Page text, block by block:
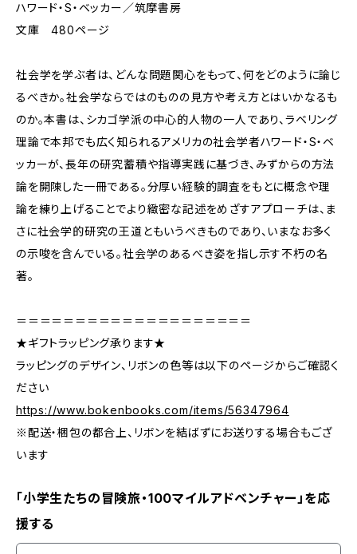
ハワード・S・ベッカー／筑摩書房
文庫 480ページ
社会学を学ぶ者は、どんな問題関心をもって、何をどのように論じ
るべきか。社会学ならではのものの見方や考え方とはいかなるも
のか。本書は、シカゴ学派の中心的人物の一人であり、ラベリング
理論で本邦でも広く知られるアメリカの社会学者ハワード・S・ベ
ッカーが、長年の研究蓄積や指導実践に基づき、みずからの方法
論を開陳した一冊である。分厚い経験的調査をもとに概念や理
論を練り上げることでより緻密な記述をめざすアプローチは、ま
さに社会学的研究の王道ともいうべきものであり、いまなお多く
の示唆を含んでいる。社会学のあるべき姿を指し示す不朽の名
著。
＝＝＝＝＝＝＝＝＝＝＝＝＝＝＝＝＝＝＝＝
★ギフトラッピング承ります★
ラッピングのデザイン、リボンの色等は以下のページからご確認く
ださい
https://www.bokenbooks.com/items/56347964
※配送・梱包の都合上、リボンを結ばずにお送りする場合もござ
います
「小学生たちの冒険旅・100マイルアドベンチャー」を応
援する